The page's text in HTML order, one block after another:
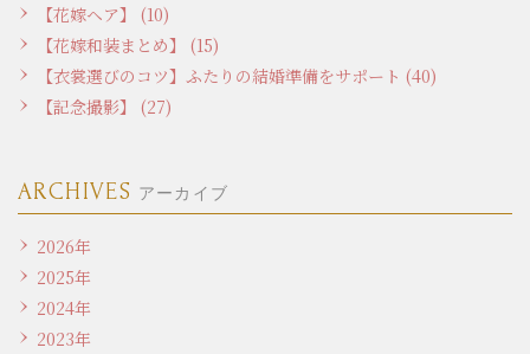
【花嫁ヘア】 (10)
【花嫁和装まとめ】 (15)
【衣裳選びのコツ】ふたりの結婚準備をサポート (40)
【記念撮影】 (27)
ARCHIVES アーカイブ
2026年
2025年
2024年
2023年